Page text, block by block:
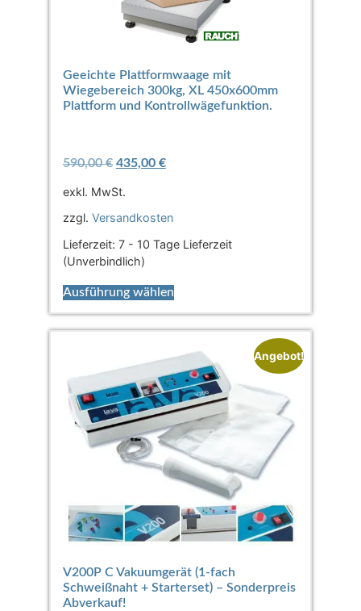
Geeichte Plattformwaage mit
Wiegebereich 300kg, XL 450x600mm
Plattform und Kontrollwägefunktion.
590,00€ 435,00 €
exkl. MwSt.
zzgl. Versandkosten
Lieferzeit: 7 - 10 Tage Lieferzeit
(Unverbindlich)
Ausführung wählen
Angebot!
V200P C Vakuumgerät (1-fach
Schweißnaht + Starterset) – Sonderpreis
Abverkauf!